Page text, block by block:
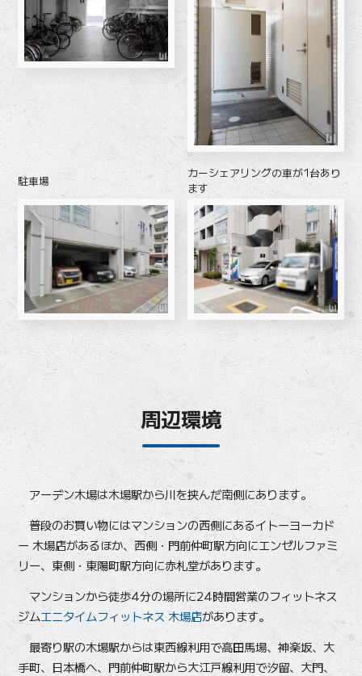
駐車場
カーシェアリングの車が1台あり
ます
周辺環境
アーデン木場は木場駅から川を挟んだ南側にあります。
普段のお買い物にはマンションの西側にあるイトーヨーカド
ー 木場店があるほか、西側・門前仲町駅方向にエンゼルファミ
リー、東側・東陽町駅方向に赤札堂があります。
マンションから徒歩4分の場所に24時間営業のフィットネス
ジムエニタイムフィットネス 木場店があります。
最寄り駅の木場駅からは東西線利用で高田馬場、神楽坂、大
手町、日本橋へ、門前仲町駅から大江戸線利用で汐留、大門、